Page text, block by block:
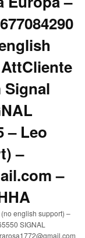
Signal
– Leo
–
–
english support) –
SIGNAL